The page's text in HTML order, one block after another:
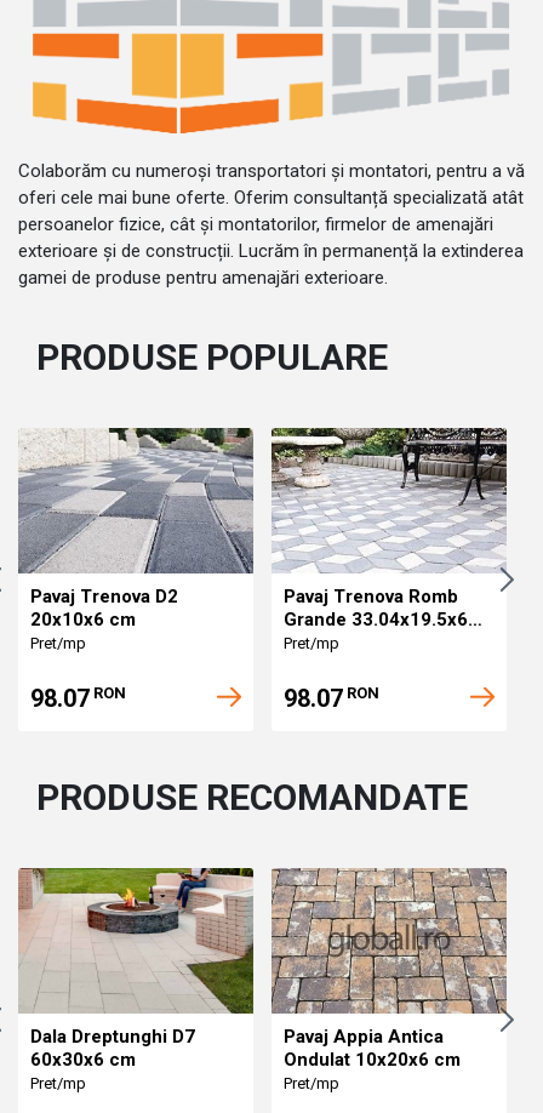
Colaborăm cu numeroși transportatori și montatori, pentru a vă
oferi cele mai bune oferte. Oferim consultanță specializată atât
persoanelor fizice, cât și montatorilor, firmelor de amenajări
exterioare și de construcții. Lucrăm în permanență la extinderea
gamei de produse pentru amenajări exterioare.
PRODUSE POPULARE
Pavaj Trenova D2
20x10x6 cm
Pret/mp
98.07 RON
Pavaj Trenova Romb
Grande 33.04x19.5x6
cm
Pret/mp
98.07 RON
PRODUSE RECOMANDATE
Dala Dreptunghi D7
60x30x6 cm
Pret/mp
Pavaj Appia Antica
Ondulat 10x20x6 cm
Pret/mp